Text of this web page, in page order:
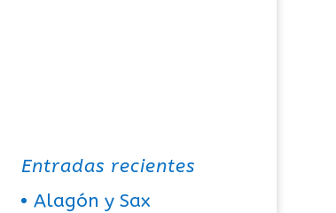
Entradas recientes
Alagón y Sax